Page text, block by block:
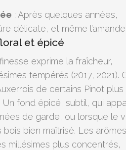
: Après quelques années,
délicate, et même
et épicé
exprime la fraîcheur,
tempérés (2017, 2021).
de certains Pinot plus
: Un fond épicé, subtil, qui
de garde, ou lorsque le
bois bien maîtrisé. Les
millésimes plus concentrés,